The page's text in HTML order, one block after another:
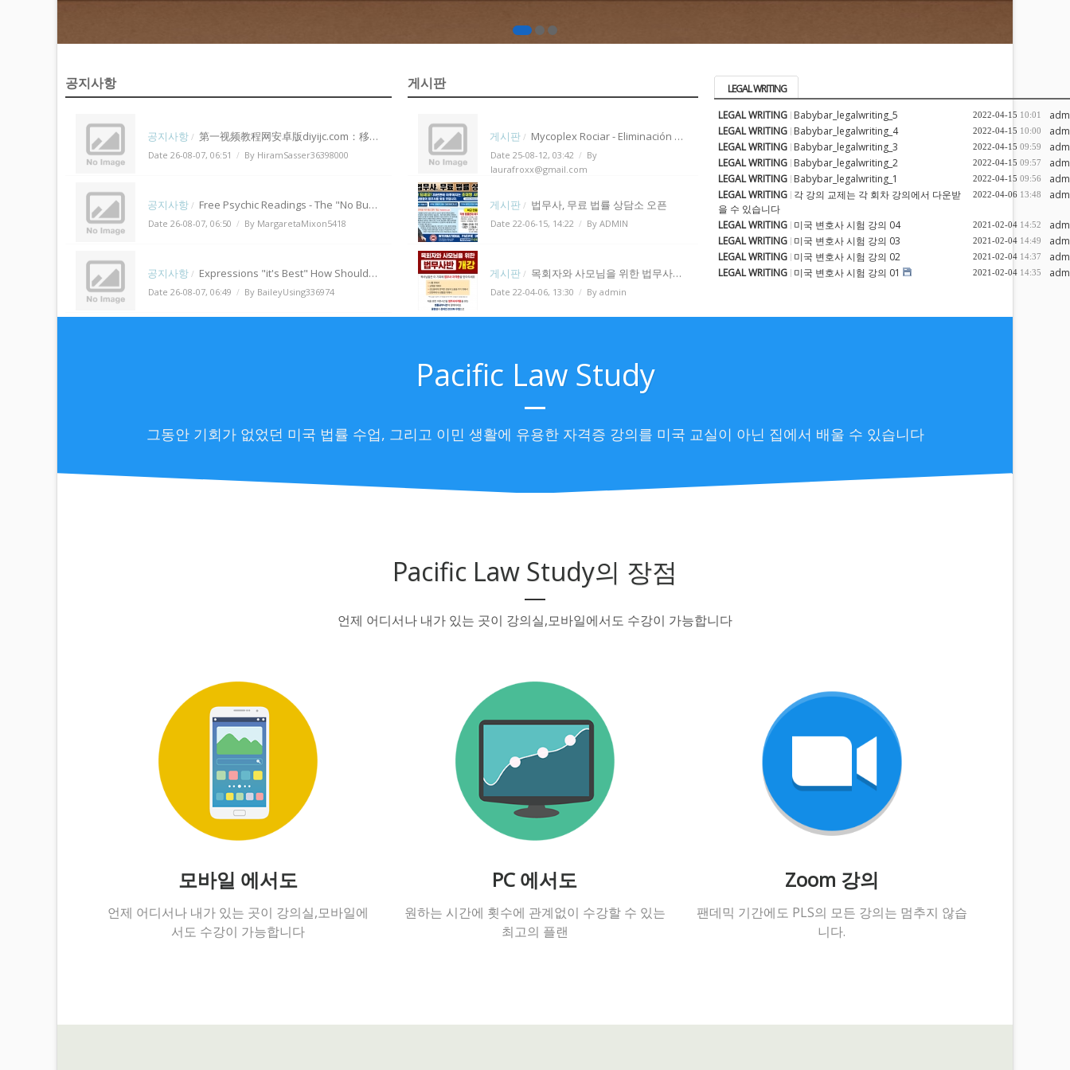
공지사항
공지사항 / 第一视频教程网安卓版diyijc.com：移动端学习资源获取与在线教育体验的新选择
Date 26-08-07, 06:51 / By HiramSasser36398000
공지사항 / Free Psychic Readings - The "No Bull" Truth On Why Free Psychics Are Not Great!
Date 26-08-07, 06:50 / By MargaretaMixon5418
공지사항 / Expressions "it's Best" How Should It Be Secondhand? English Language Oral Communication Learners Good Deal Exchange
Date 26-08-07, 06:49 / By BaileyUsing336974
Date 26-08-07, 06:44 By MaybelleAtd39844986
게시판
게시판 / Mycoplex Rociar - Eliminación de hongos - Mycoplex Rociar Precio en Panama 2025
Date 25-08-12, 03:42 / By
laurafroxx@gmail.com
게시판 / 법무사, 무료 법률 상담소 오픈
Date 22-06-15, 14:22 / By ADMIN
게시판 / 목회자와 사모님을 위한 법무사반 개강(기사)
Date 22-04-06, 13:30 / By admin
LEGAL WRITING
LEGAL WRITING Babybar_legalwriting_5 2022-04-15 10:01
LEGAL WRITING Babybar_legalwriting_4 2022-04-15 10:00
LEGAL WRITING Babybar_legalwriting_3 2022-04-15 09:59
LEGAL WRITING Babybar_legalwriting_2 2022-04-15 09:57
LEGAL WRITING Babybar_legalwriting_1 2022-04-15 09:56
LEGAL WRITING 각 강의 교제는 각 회차 강의에서 다운받
을 수 있습니다
2022-04-06 13:48
LEGAL WRITING 미국 변호사 시험 강의 04 2021-02-04 14:52
LEGAL WRITING 미국 변호사 시험 강의 03 2021-02-04 14:49
LEGAL WRITING 미국 변호사 시험 강의 02 2021-02-04 14:37
LEGAL WRITING 미국 변호사 시험 강의 01 2021-02-04 14:35
Pacific Law Study
그동안 기회가 없었던 미국 법률 수업, 그리고 이민 생활에 유용한 자격증 강의를 미국 교실이 아닌 집에서 배울 수 있습니다
Pacific Law Study의 장점
언제 어디서나 내가 있는 곳이 강의실,모바일에서도 수강이 가능합니다
모바일 에서도
언제 어디서나 내가 있는 곳이 강의실,모바일에
서도 수강이 가능합니다
PC 에서도
원하는 시간에 횟수에 관계없이 수강할 수 있는
최고의 플랜
Zoom 강의
팬데믹 기간에도 PLS의 모든 강의는 멈추지 않습
니다.